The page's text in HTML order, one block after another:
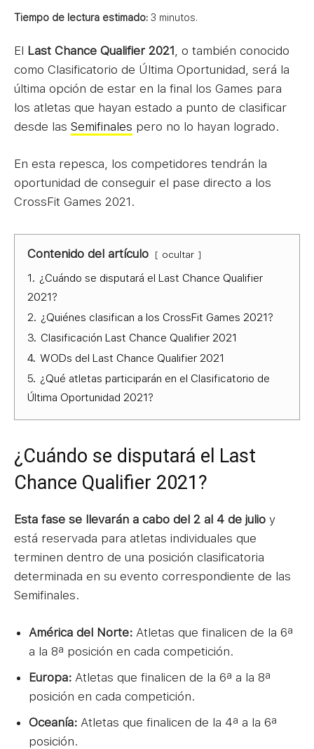
Tiempo de lectura estimado: 3 minutos.
El Last Chance Qualifier 2021 , o también conocido
como Clasificatorio de Última Oportunidad, será la
última opción de estar en la final los Games para
los atletas que hayan estado a punto de clasificar
desde las Semifinales pero no lo hayan logrado.
En esta repesca, los competidores tendrán la
oportunidad de conseguir el pase directo a los
CrossFit Games 2021.
Contenido del artículo ocultar
1. ¿Cuándo se disputará el Last Chance Qualifier
2021?
2. ¿Quiénes clasifican a los CrossFit Games 2021?
3. Clasificación Last Chance Qualifier 2021
4. WODs del Last Chance Qualifier 2021
5. ¿Qué atletas participarán en el Clasificatorio de
Última Oportunidad 2021?
¿Cuándo se disputará el Last
Chance Qualifier 2021?
Esta fase se llevarán a cabo del 2 al 4 de julio y
está reservada para atletas individuales que
terminen dentro de una posición clasificatoria
determinada en su evento correspondiente de las
Semifinales.
América del Norte: Atletas que finalicen de la 6ª
a la 8ª posición en cada competición.
Europa: Atletas que finalicen de la 6ª a la 8ª
posición en cada competición.
Oceanía: Atletas que finalicen de la 4ª a la 6ª
posición.